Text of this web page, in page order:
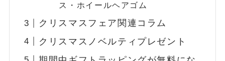
ス・ホイールヘアゴム
クリスマスフェア関連コラム
クリスマスノベルティプレゼント